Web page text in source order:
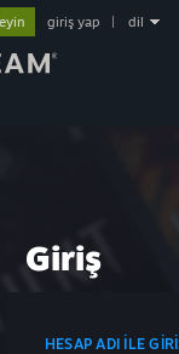
giriş yap dil
Giriş
HESAP ADI ILE